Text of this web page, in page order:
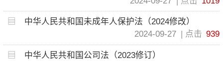
中华人民共和国未成年人保护法（2024修改）
2024-09-27
点击 939
中华人民共和国公司法（2023修订）